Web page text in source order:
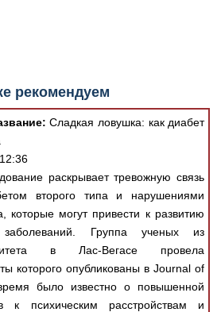
рекомендуем
Сладкая ловушка: как диабет
раскрывает тревожную связь
второго типа и нарушениями
которые могут привести к развитию
заболеваний. Группа ученых из
в Лас-Вегасе провела
которого опубликованы в Journal of
было известно о повышенной
к психическим расстройствам и